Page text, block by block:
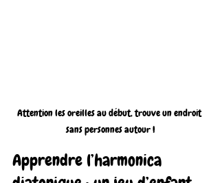
Attention les oreilles au début, trouve un endroit
sans personnes autour !
Apprendre l’harmonica